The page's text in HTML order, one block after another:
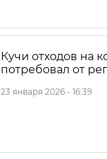
Кучи отходов на
потребовал от
23 января 2026 - 16:39